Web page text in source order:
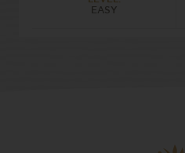
EASY